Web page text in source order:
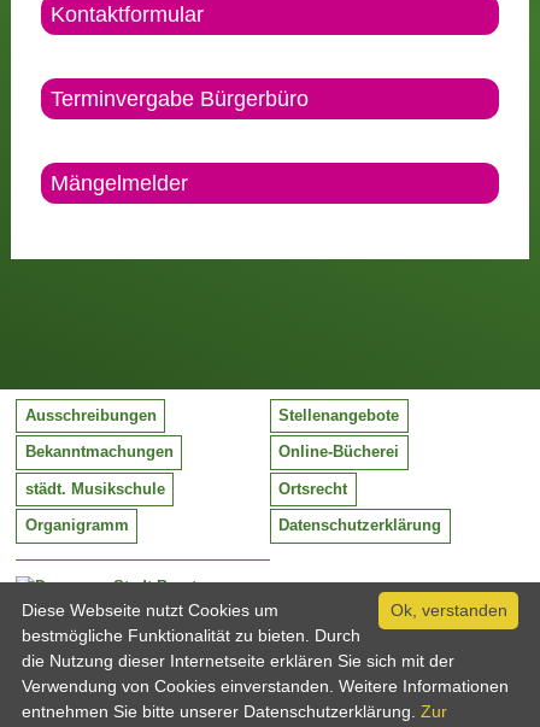
Kontaktformular
Terminvergabe Bürgerbüro
Mängelmelder
Stadt Barntrup
Mittelstraße 38
32683 Barntrup
Tel:
Email:
05263 / 409-0
info@barntrup.de
Ausschreibungen Stellenangebote
Bekanntmachungen Online-Bücherei
städt. Musikschule Ortsrecht
Organigramm Datenschutzerklärung
Ok, verstanden
Diese Webseite nutzt Cookies um
bestmögliche Funktionalität zu bieten. Durch
die Nutzung dieser Internetseite erklären Sie sich mit der
Verwendung von Cookies einverstanden. Weitere Informationen
entnehmen Sie bitte unserer Datenschutzerklärung. Zur